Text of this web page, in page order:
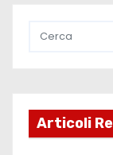
Articoli